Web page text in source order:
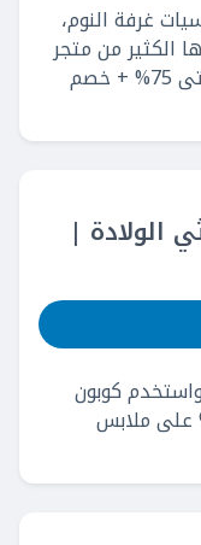
غرفة النوم،
الكثير من متجر
مذركير السعودية، واستمتع بخصم حتى 75% + خصم
الولادة |
كوبون
لتحصل على خصم 10% على ملابس